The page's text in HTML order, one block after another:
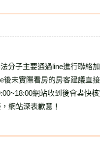
分子主要通過line進行聯絡
後未實際看房的房客建議直
網站收到後會盡快
網站深表歉意！